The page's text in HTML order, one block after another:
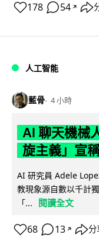
178 54 ↗
人工智能
藍骨 4 小時
AI 聊天機械
旋主義」宣
AI 研究員 Adele
教現象源自數以千計
「...
閱讀全文
68 13 ↗ 分